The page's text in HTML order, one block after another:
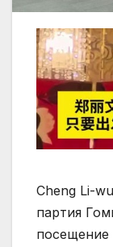
Cheng Li-
партия
посещение